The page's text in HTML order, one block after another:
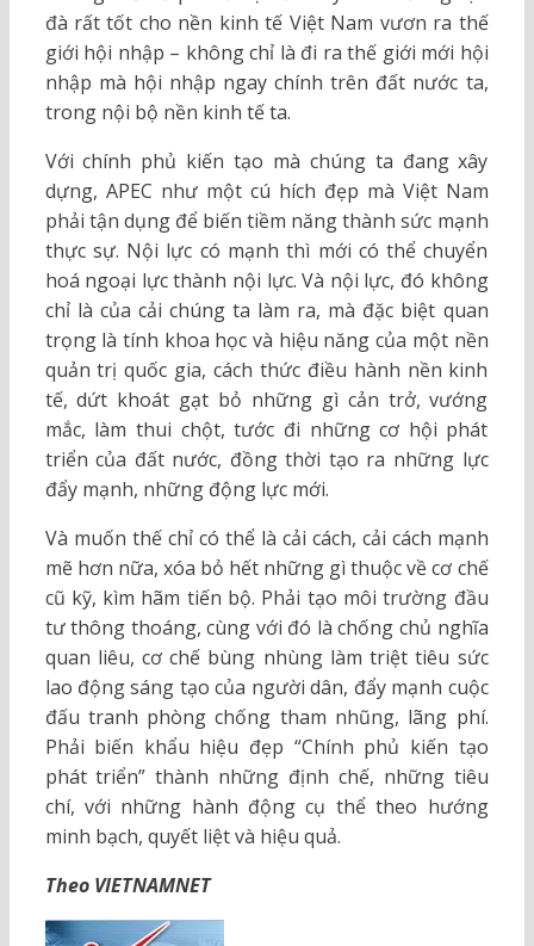
đà rất tốt cho nền kinh tế Việt Nam vươn ra thế
giới hội nhập – không chỉ là đi ra thế giới mới hội
nhập mà hội nhập ngay chính trên đất nước ta,
trong nội bộ nền kinh tế ta.
Với chính phủ kiến tạo mà chúng ta đang xây
dựng, APEC như một cú hích đẹp mà Việt Nam
phải tận dụng để biến tiềm năng thành sức mạnh
thực sự. Nội lực có mạnh thì mới có thể chuyển
hoá ngoại lực thành nội lực. Và nội lực, đó không
chỉ là của cải chúng ta làm ra, mà đặc biệt quan
trọng là tính khoa học và hiệu năng của một nền
quản trị quốc gia, cách thức điều hành nền kinh
tế, dứt khoát gạt bỏ những gì cản trở, vướng
mắc, làm thui chột, tước đi những cơ hội phát
triển của đất nước, đồng thời tạo ra những lực
đẩy mạnh, những động lực mới.
Và muốn thế chỉ có thể là cải cách, cải cách mạnh
mẽ hơn nữa, xóa bỏ hết những gì thuộc về cơ chế
cũ kỹ, kìm hãm tiến bộ. Phải tạo môi trường đầu
tư thông thoáng, cùng với đó là chống chủ nghĩa
quan liêu, cơ chế bùng nhùng làm triệt tiêu sức
lao động sáng tạo của người dân, đẩy mạnh cuộc
đấu tranh phòng chống tham nhũng, lãng phí.
Phải biến khẩu hiệu đẹp “Chính phủ kiến tạo
phát triển” thành những định chế, những tiêu
chí, với những hành động cụ thể theo hướng
minh bạch, quyết liệt và hiệu quả.
Theo VIETNAMNET